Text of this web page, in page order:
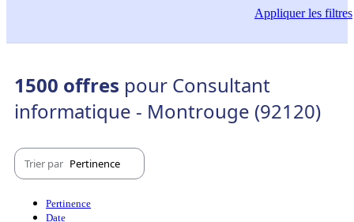
Appliquerles filtres
1500 offres pour Consultant
informatique - Montrouge (92120)
Trier par Pertinence
Pertinence
Date